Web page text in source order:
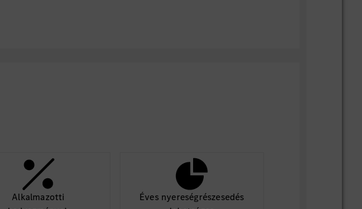
Alkalmazotti
Éves nyereségrészesedés